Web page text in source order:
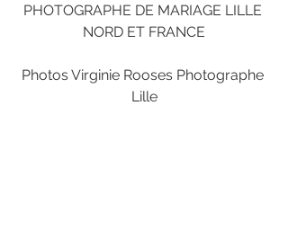
PHOTOGRAPHE DE MARIAGE LILLE
NORD ET FRANCE
Photos Virginie Rooses Photographe
Lille